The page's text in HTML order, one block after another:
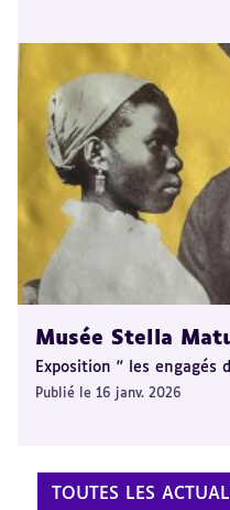
Musée Stella
Exposition " les engagés
Publié le 16 janv. 2026
TOUTES LES